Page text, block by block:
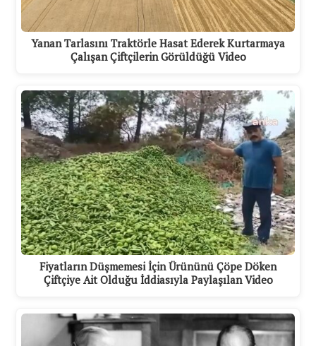
Yanan Tarlasını Traktörle Hasat Ederek Kurtarmaya
Çalışan Çiftçilerin Görüldüğü Video
Fiyatların Düşmemesi İçin Ürününü Çöpe Döken
Çiftçiye Ait Olduğu İddiasıyla Paylaşılan Video